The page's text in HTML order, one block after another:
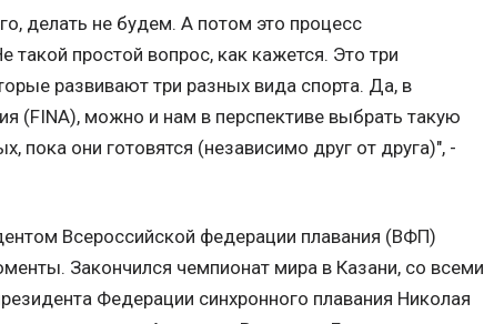
делать не будем. А потом это процесс
простой вопрос, как кажется. Это три
развивают три разных вида спорта. Да, в
(FINA), можно и нам в перспективе выбрать такую
пока они готовятся (независимо друг от друга)", -
Всероссийской федерации плавания (ВФП)
Закончился чемпионат мира в Казани, со всеми
Федерации синхронного плавания Николая